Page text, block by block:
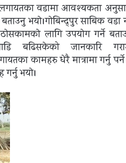
वडामा आवश्यकता
भयाे।गाेबिन्द्पुर साबिक
लागि उपयाेग गर्ने
बढिसकेको जानकारि
कामहरु धेरै मात्रामा गर्नु
भयाे।